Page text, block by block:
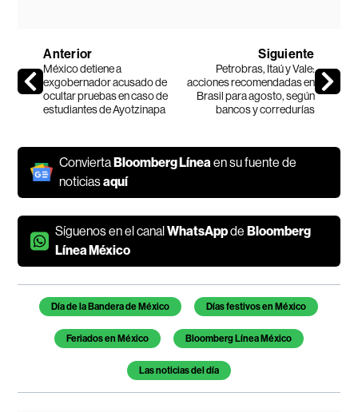
Anterior
México detiene a
exgobernador acusado de
ocultar pruebas en caso de
estudiantes de Ayotzinapa
Siguiente
Petrobras, Itaú y Vale:
acciones recomendadas en
Brasil para agosto, según
bancos y corredurías
ConviertaBloomberg Línea en su fuente de
noticiasaquí
Síguenos en el canalWhatsAppdeBloomberg
Línea México
Temas de este artículo
Día de la Bandera de México Días festivos en México
Feriados en México Bloomberg Línea México
Las noticias del día